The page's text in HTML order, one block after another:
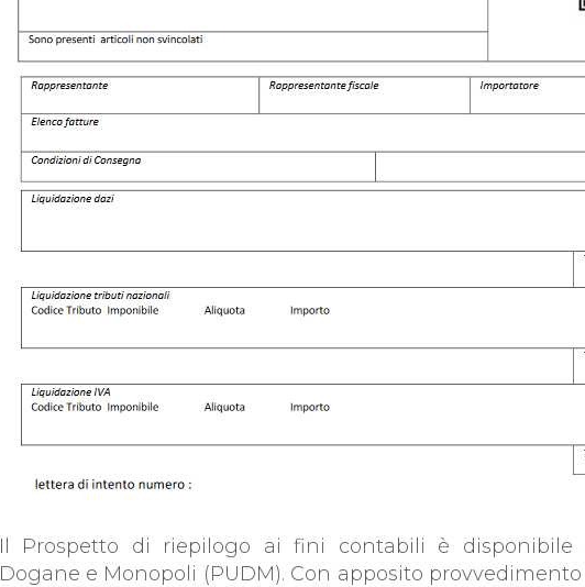
Il Prospetto di riepilogo ai fini contabili è disponibile
Dogane e Monopoli (PUDM). Con apposito